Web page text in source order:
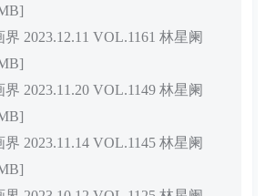
2023.12.11 VOL.1161 林星阑
2023.11.20 VOL.1149 林星阑
2023.11.14 VOL.1145 林星阑